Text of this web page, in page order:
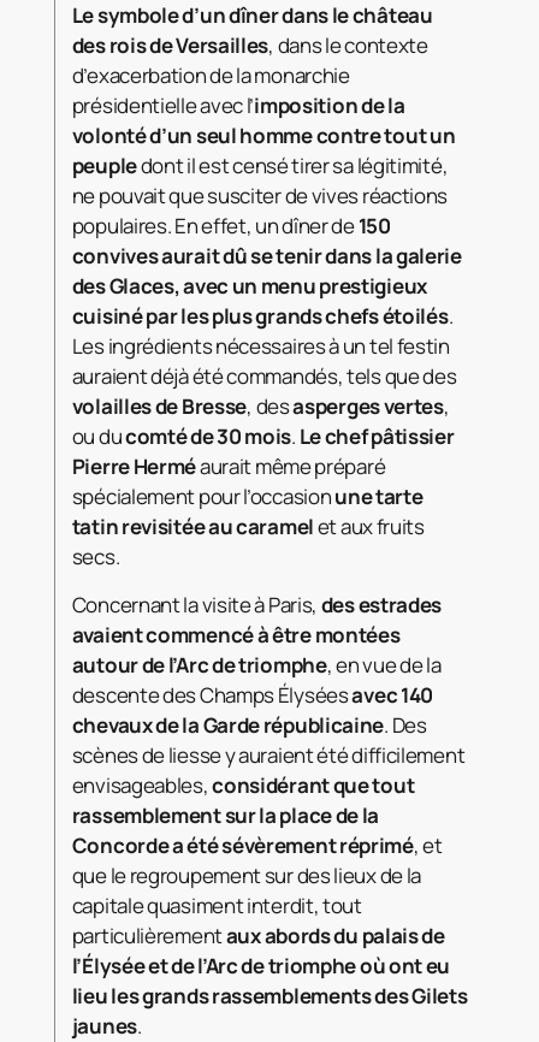
Le symbole d’un dîner dans le château
des rois de Versailles, dans le contexte
d’exacerbation de la monarchie
présidentielle avec l’imposition de la
volonté d’un seul homme contre tout un
peupledont il est censé tirer sa légitimité,
ne pouvait que susciter de vives réactions
populaires. En effet, un dîner de150
convives aurait dû se tenir dans la galerie
des Glaces, avec un menu prestigieux
cuisiné par les plus grands chefs étoilés.
Les ingrédients nécessaires à un tel festin
auraient déjà été commandés, tels que des
volailles de Bresse, desasperges vertes,
ou ducomté de 30 mois. Le chef pâtissier
Pierre Herméaurait même préparé
spécialement pour l’occasionune tarte
tatin revisitée au caramelet aux fruits
secs.
Concernant la visite à Paris, des estrades
avaient commencé à être montées
autour de l’Arc de triomphe, en vue de la
descente des Champs Élyséesavec 140
chevaux de la Garde républicaine. Des
scènes de liesse y auraient été difficilement
envisageables,considérant que tout
rassemblement sur la place de la
Concorde a été sévèrement réprimé, et
que le regroupement sur des lieux de la
capitale quasiment interdit, tout
particulièrementaux abords du palais de
l’Élysée et de l’Arc de triomphe où ont eu
lieu les grands rassemblements des Gilets
jaunes.